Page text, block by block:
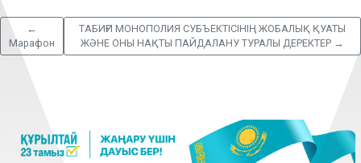
←
Марафон
ТАБИҒИ МОНОПОЛИЯ СУБЪЕКТІСІНІҢ ЖОБАЛЫҚ ҚУАТЫ
ЖӘНЕ ОНЫ НАҚТЫ ПАЙДАЛАНУ ТУРАЛЫ ДЕРЕКТЕР →